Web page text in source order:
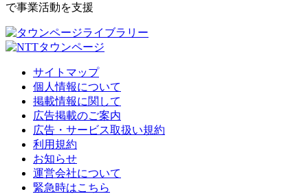
で事業活動を支援
サイトマップ
個人情報について
掲載情報に関して
広告掲載のご案内
広告・サービス取扱い規約
利用規約
お知らせ
運営会社について
緊急時はこちら